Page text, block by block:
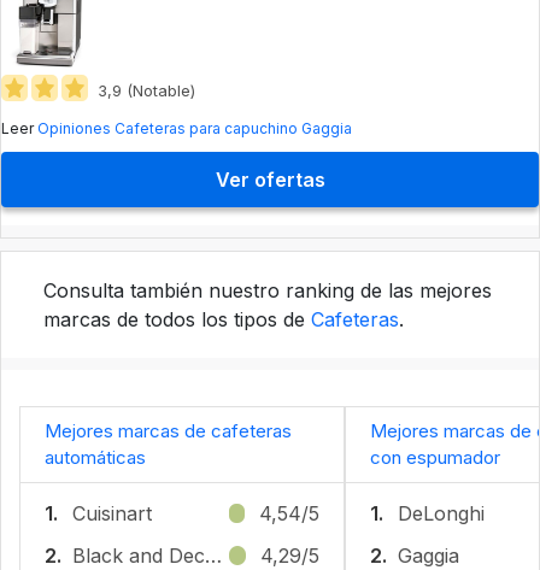
3,9 (Notable)
LeerOpiniones Cafeteras para capuchino Gaggia
Ver ofertas
Consulta también nuestro ranking de las mejores
marcas de todos los tipos de Cafeteras.
Mejores marcas de cafeteras
automáticas
1. Cuisinart
4,54/5
2.
Black and Decker
4,29/5
Mejores marcas de
con espumador
1.
DeLonghi
2. Gaggia